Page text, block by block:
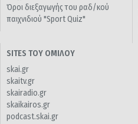
Όροι διεξαγωγής του ραδ/κού
παιχνιδιού "Sport Quiz"
SITES ΤΟΥ ΟΜΙΛΟΥ
skai.gr
skaitv.gr
skairadio.gr
skaikairos.gr
podcast.skai.gr